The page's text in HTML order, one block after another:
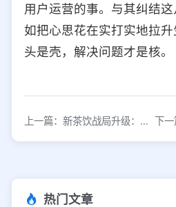
用户运营的事。与其纠结
如把心思花在实打实地拉
头是壳，解决问题才是核。
上一篇：新茶饮战局升级：资本竞逐之下，茶饮第一股花落谁家？
热门文章